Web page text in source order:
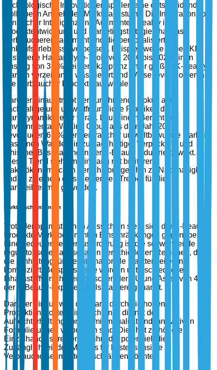
Technologische Innovationen spielen eine entscheidende
Rolle beim Antrieb des Marktwachstums. Die Integration von
künstlicher Intelligenz und Augmented Reality in
Produktentwicklung und Marketingstrategien hat das
Verbraucherengagement und die personalisierten
Einkaufserlebnisse verbessert. Beispielsweise haben KI-
gesteuerte Hautanalyse-Tools von 2020 bis 2023 einen
Anstieg von 35 % bei der Akzeptanz unter großen K-Beauty
Marken verzeichnet, was die Art und Weise revolutioniert hat,
wie Verbraucher Produkte auswählen.
Darüber hinaus treibt der zunehmende Fokus auf
nachhaltige und umweltfreundliche Praktiken die
Marktdynamik weiter voran. Laut einem Bericht der
Environmental Working Group aus dem Jahr 2022
bevorzugen 62 % der Verbraucher umweltbewusste Marken,
was einen Wandel hin zu nachhaltiger Verpackung und
ethischer Beschaffung in der K-Beauty Industrie bewirkt.
Dieser Trend steht im Einklang mit breiteren
makroökonomischen Verschiebungen hin zu Nachhaltigkeit
und ist zu einem entscheidenden Treiber für die
Marktteilnehmer geworden.
Marktbeschränkungen
Trotz der optimistischen Aussichten sieht sich der K-Beauty
Produkte Markt bestimmten Einschränkungen gegenüber.
Eine bedeutende Herausforderung ist die schwankende
regulatorische Landschaft in verschiedenen Regionen, die
die Einhaltung für die internationale Markterweiterung
kompliziert. Beispielsweise wurden unterschiedliche
Inhaltsstoffvorschriften zwischen der EU und Asien von 48 %
der K-Beauty-Exporteure als Barriere genannt.
Darüber hinaus wird der Markt durch die hohen
Produktionskosten eingeschränkt, die mit der
Aufrechterhaltung von Premiumqualität und innovativen
Formulierungen verbunden sind. Dies hat zu höheren
Einzelhandelspreisen geführt, die potenziell die
Zugänglichkeit des Marktes für kostensensible
Verbrauchersegmente einschränken könnten.